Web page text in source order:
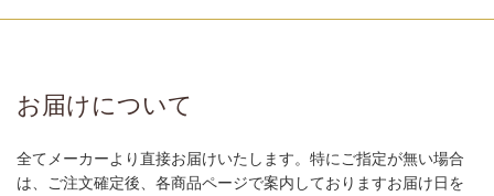
お届けについて
全てメーカーより直接お届けいたします。特にご指定が無い場合
は、ご注文確定後、各商品ページで案内しておりますお届け日を